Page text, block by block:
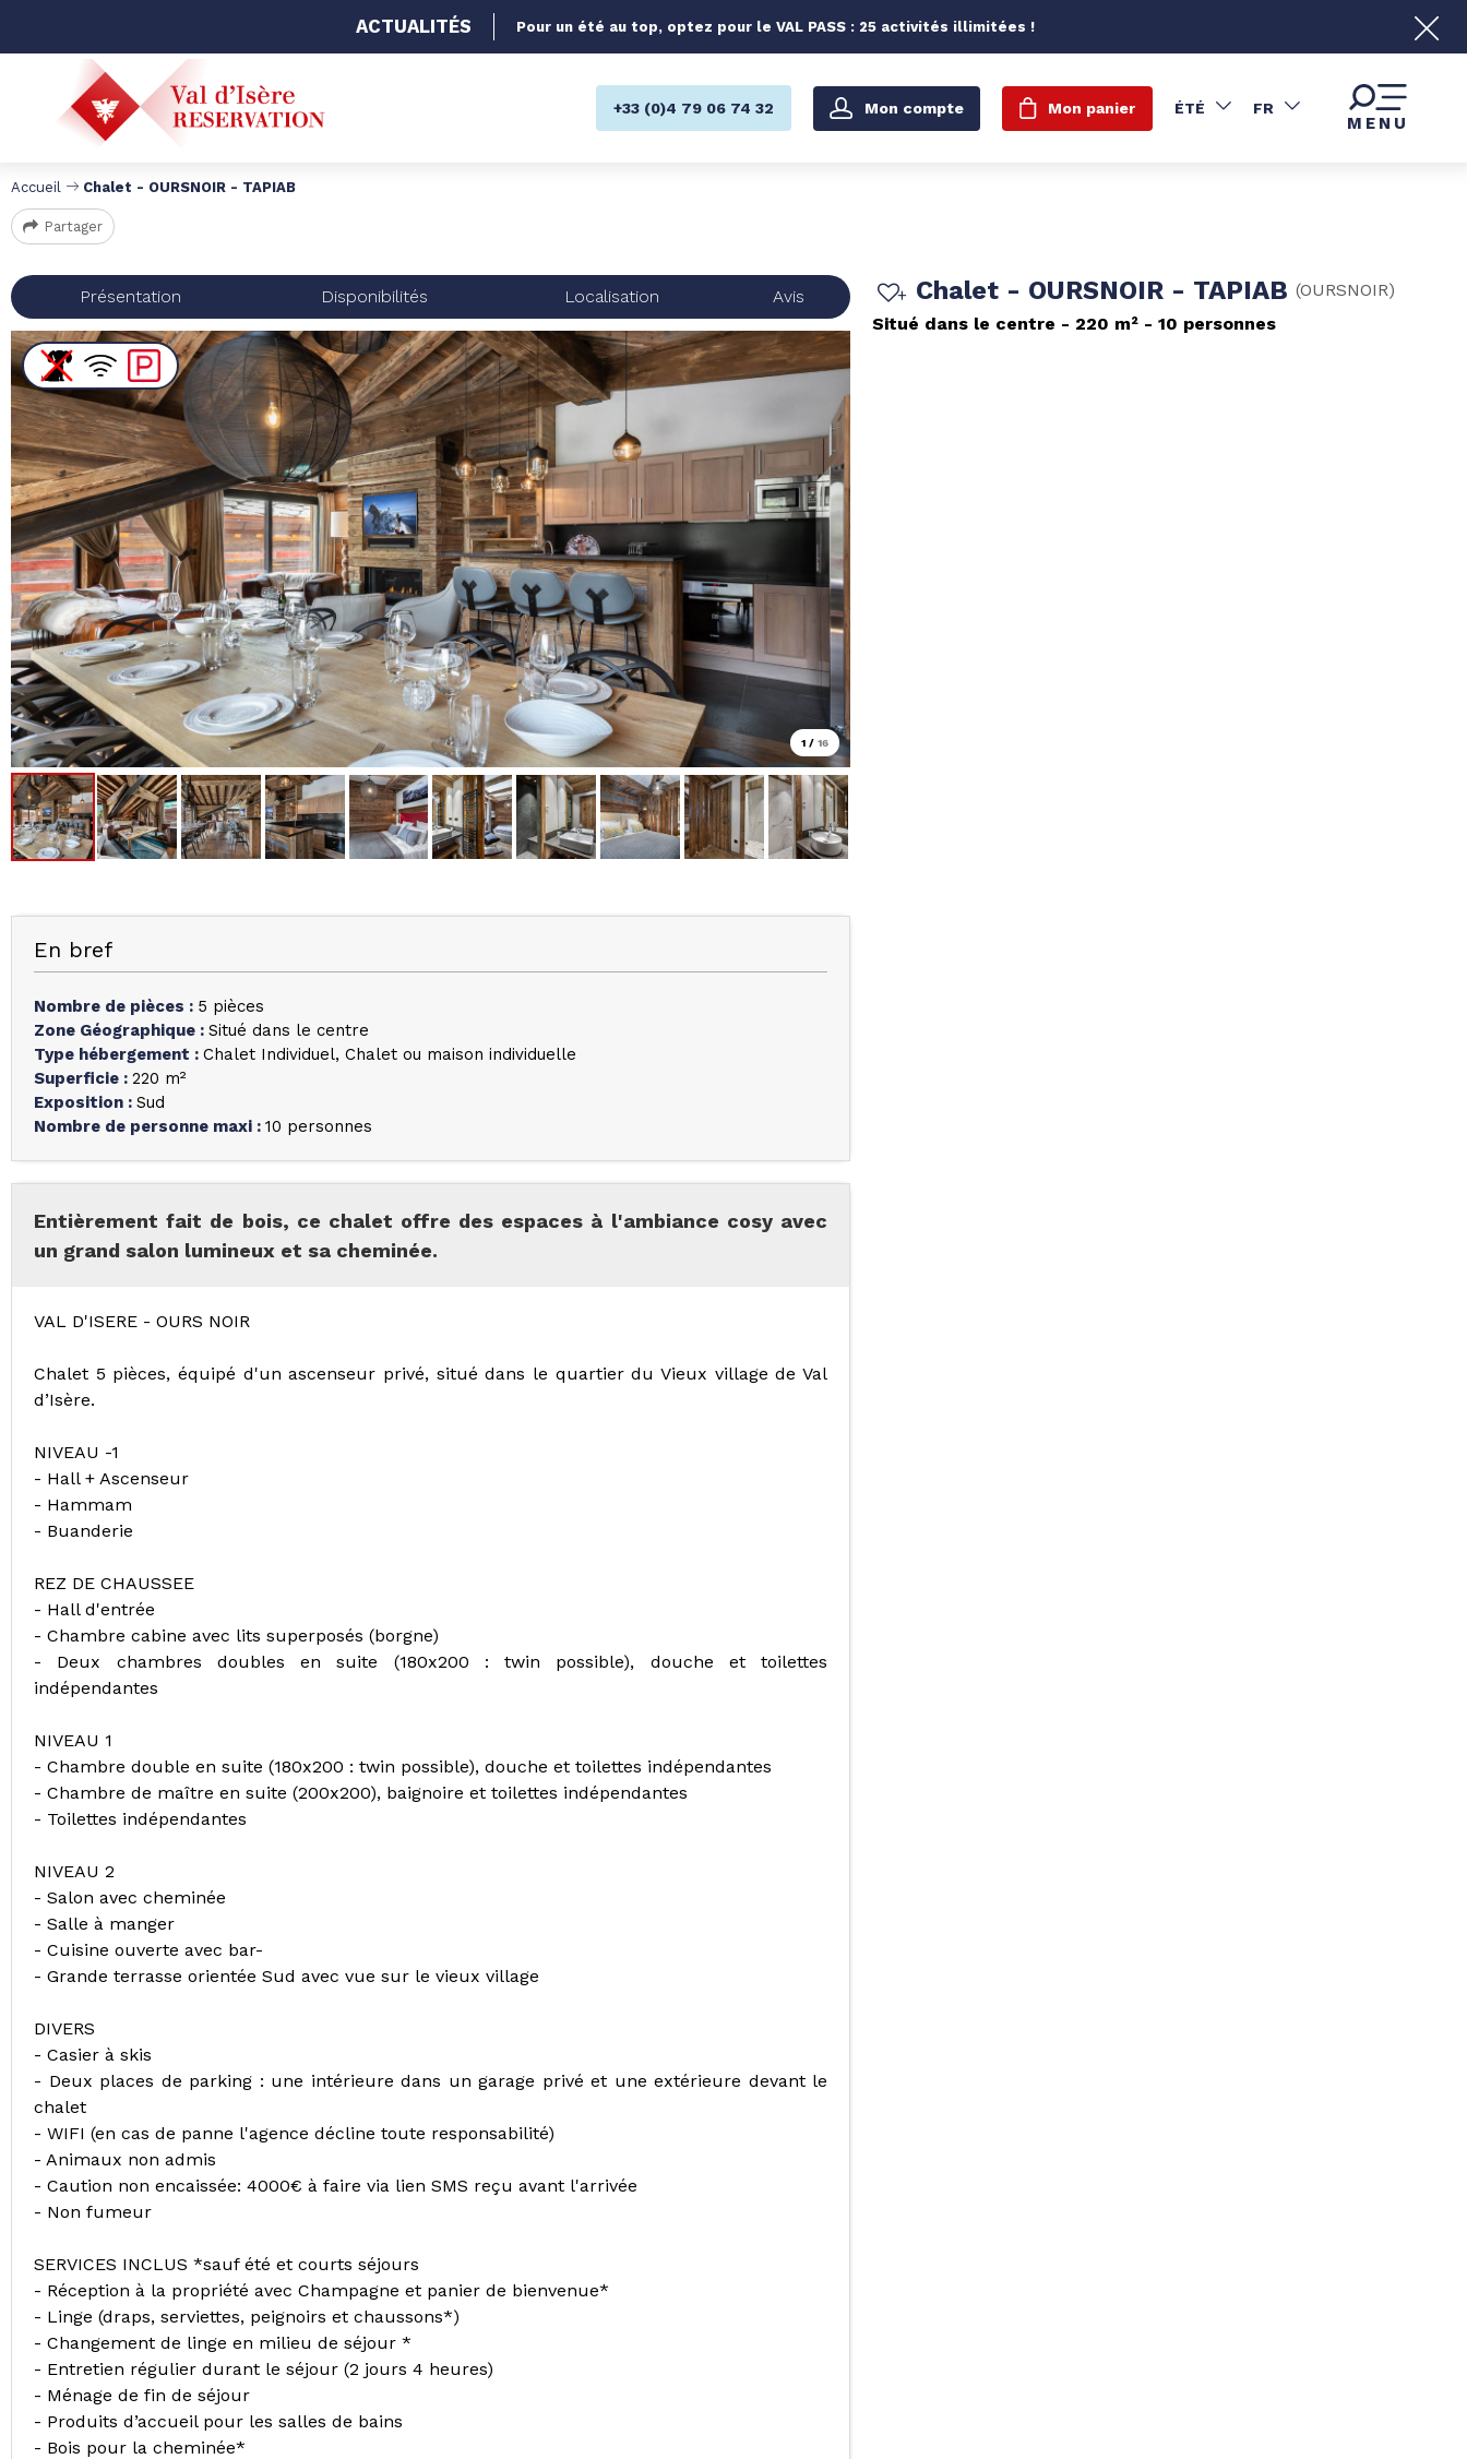
ACTUALITÉS Pour un été au top, optez pour le VAL PASS : 25 activités illimitées !
+33 (0)4 79 06 74 32 Mon compte Mon panier ÉTÉ FR
MENU
Accueil Chalet - OURSNOIR - TAPIAB
Partager
Présentation Disponibilités Localisation Avis
1 / 16
Chalet - OURSNOIR - TAPIAB (OURSNOIR)
Situé dans le centre
220 m² 10 personnes
En bref
Nombre de pièces : 5 pièces
Zone Géographique : Situé dans le centre
Type hébergement : Chalet Individuel Chalet ou maison individuelle
Superficie : 220 m²
Exposition : Sud
Nombre de personne maxi : 10 personnes
Entièrement fait de bois, ce chalet offre des espaces à l'ambiance cosy avec
un grand salon lumineux et sa cheminée.
VAL D'ISERE - OURS NOIR
Chalet 5 pièces, équipé d'un ascenseur privé, situé dans le quartier du Vieux village de Val
d’Isère.
NIVEAU -1
- Hall + Ascenseur
- Hammam
- Buanderie
REZ DE CHAUSSEE
- Hall d'entrée
- Chambre cabine avec lits superposés (borgne)
- Deux chambres doubles en suite (180x200 : twin possible), douche et toilettes
indépendantes
NIVEAU 1
- Chambre double en suite (180x200 : twin possible), douche et toilettes indépendantes
- Chambre de maître en suite (200x200), baignoire et toilettes indépendantes
- Toilettes indépendantes
NIVEAU 2
- Salon avec cheminée
- Salle à manger
- Cuisine ouverte avec bar-
- Grande terrasse orientée Sud avec vue sur le vieux village
DIVERS
- Casier à skis
- Deux places de parking : une intérieure dans un garage privé et une extérieure devant le
chalet
- WIFI (en cas de panne l'agence décline toute responsabilité)
- Animaux non admis
- Caution non encaissée: 4000€ à faire via lien SMS reçu avant l'arrivée
- Non fumeur
SERVICES INCLUS *sauf été et courts séjours
- Réception à la propriété avec Champagne et panier de bienvenue*
- Linge (draps, serviettes, peignoirs et chaussons*)
- Changement de linge en milieu de séjour *
- Entretien régulier durant le séjour (2 jours 4 heures)
- Ménage de fin de séjour
- Produits d’accueil pour les salles de bains
- Bois pour la cheminée*